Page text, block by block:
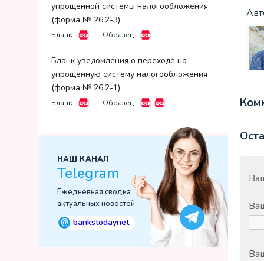
упрощенной системы налогообложения
(форма № 26.2-3)
Бланк Образец
Бланк уведомления о переходе на
упрощенную систему налогообложения
(форма № 26.2-1)
Бланк Образец
НАШ КАНАЛ
Telegram
Ежедневная сводка
актуальных новостей
@ bankstodaynet